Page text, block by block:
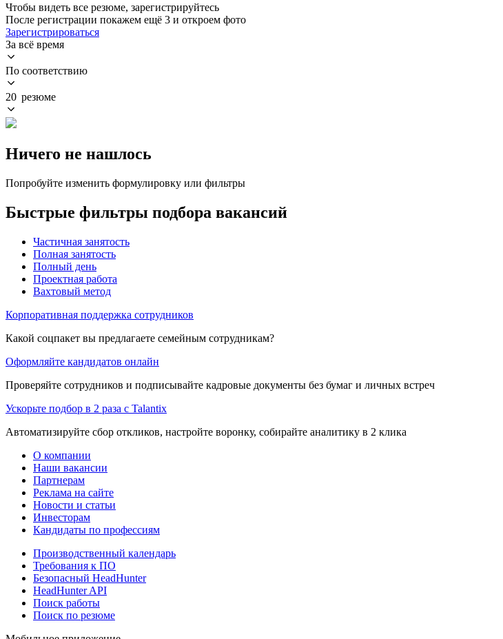
Чтобы видеть все резюме, зарегистрируйтесь
После регистрации покажем ещё 3 и откроем фото
Зарегистрироваться
За всё время
По соответствию
20 резюме
Ничего не нашлось
Попробуйте изменить формулировку или фильтры
Быстрые фильтры подбора вакансий
Частичная занятость
Полная занятость
Полный день
Проектная работа
Вахтовый метод
Корпоративная поддержка сотрудников
Какой соцпакет вы предлагаете семейным сотрудникам?
Оформляйте кандидатов онлайн
Проверяйте сотрудников и подписывайте кадровые документы без бумаг и личных встреч
Ускорьте подбор в 2 раза с Talantix
Автоматизируйте сбор откликов, настройте воронку, собирайте аналитику в 2 клика
О компании
Наши вакансии
Партнерам
Реклама на сайте
Новости и статьи
Инвесторам
Кандидаты по профессиям
Производственный календарь
Требования к ПО
Безопасный HeadHunter
HeadHunter API
Поиск работы
Поиск по резюме